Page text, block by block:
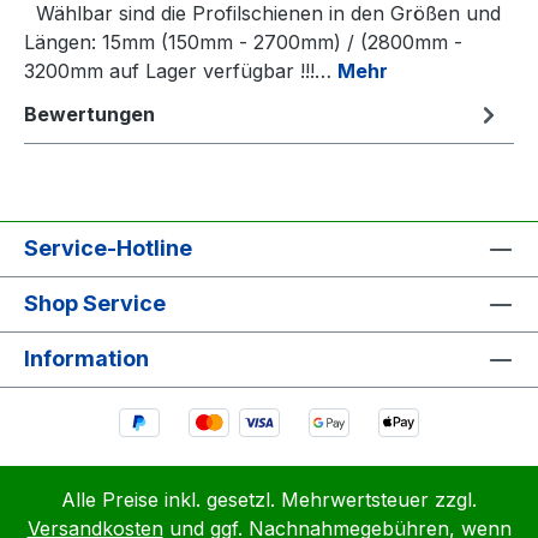
Wählbar sind die Profilschienen in den Größen und
Längen: 15mm (150mm - 2700mm) / (2800mm -
3200mm auf Lager verfügbar !!!… Mehr
Bewertungen
Service-Hotline
Shop Service
Information
Alle Preise inkl. gesetzl. Mehrwertsteuer zzgl.
Versandkostenund ggf. Nachnahmegebühren, wenn